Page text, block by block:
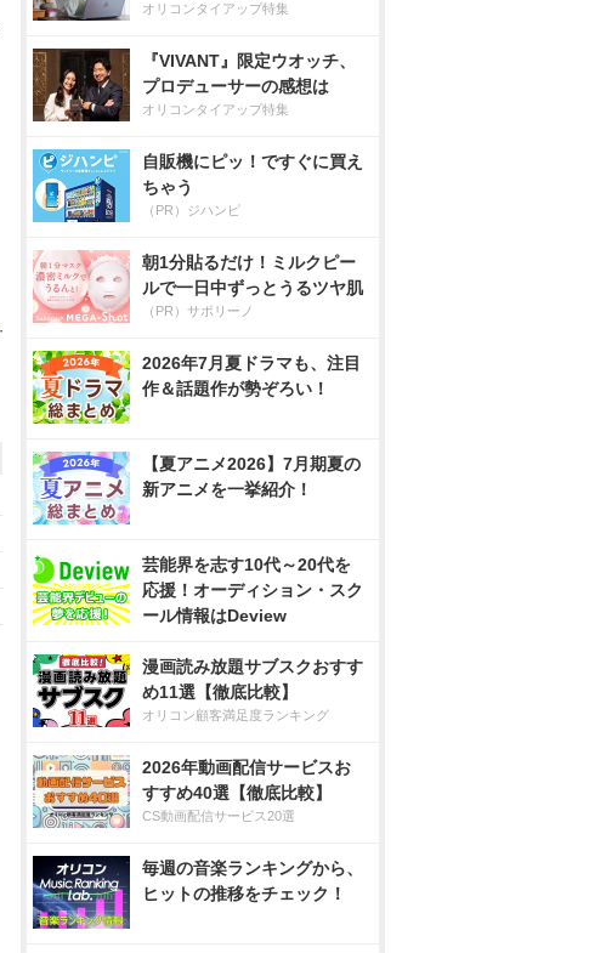
オリコンタイアップ特集
『VIVANT』限定ウオッチ、
プロデューサーの感想は
オリコンタイアップ特集
自販機にピッ！ですぐに買え
ちゃう
（PR）ジハンピ
朝1分貼るだけ！ミルクピー
ルで一日中ずっとうるツヤ肌
（PR）サボリーノ
2026年7月夏ドラマも、注目
作＆話題作が勢ぞろい！
【夏アニメ2026】7月期夏の
新アニメを一挙紹介！
芸能界を志す10代～20代を
応援！オーディション・スク
ール情報はDeview
漫画読み放題サブスクおすす
め11選【徹底比較】
オリコン顧客満足度ランキング
2026年動画配信サービスお
すすめ40選【徹底比較】
CS動画配信サービス20選
毎週の音楽ランキングから、
ヒットの推移をチェック！